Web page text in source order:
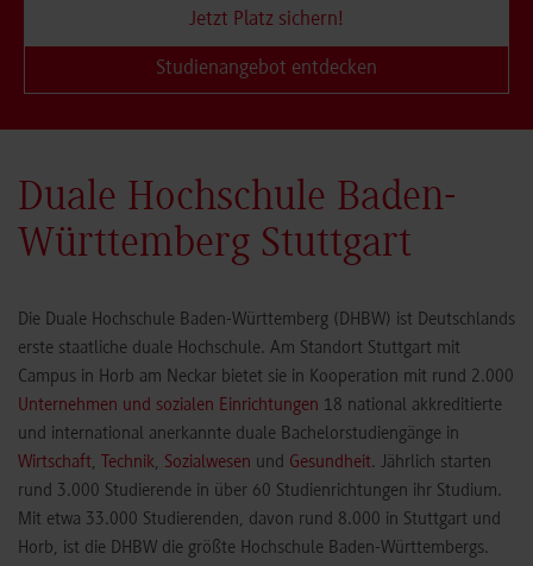
Jetzt Platz sichern!
Studienangebot entdecken
Duale Hochschule Baden-
Württemberg Stuttgart
Die Duale Hochschule Baden-Württemberg (DHBW) ist Deutschlands
erste staatliche duale Hochschule. Am Standort Stuttgart mit
Campus in Horb am Neckar bietet sie in Kooperation mit rund 2.000
Unternehmen und sozialen Einrichtungen 18 national akkreditierte
und international anerkannte duale Bachelorstudiengänge in
Wirtschaft, Technik, Sozialwesen und Gesundheit. Jährlich starten
rund 3.000 Studierende in über 60 Studienrichtungen ihr Studium.
Mit etwa 33.000 Studierenden, davon rund 8.000 in Stuttgart und
Horb, ist die DHBW die größte Hochschule Baden-Württembergs.